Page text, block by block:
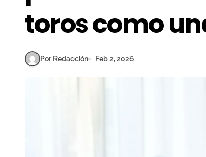
toros como
Por Redacción Feb 2, 2026